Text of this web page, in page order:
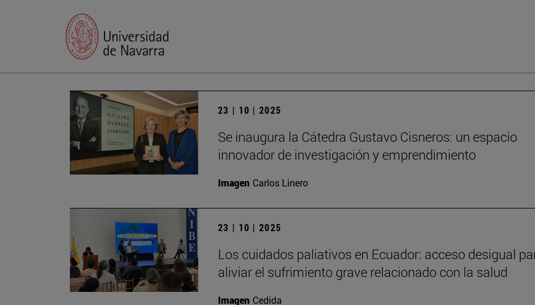
23 | 10 | 2025
Se inaugura la Cátedra Gustavo Cisneros: un espacio
innovador de investigación y emprendimiento
Imagen Carlos Linero
23 | 10 | 2025
Los cuidados paliativos en Ecuador: acceso desigual
aliviar el sufrimiento grave relacionado con la salud
Imagen Cedida